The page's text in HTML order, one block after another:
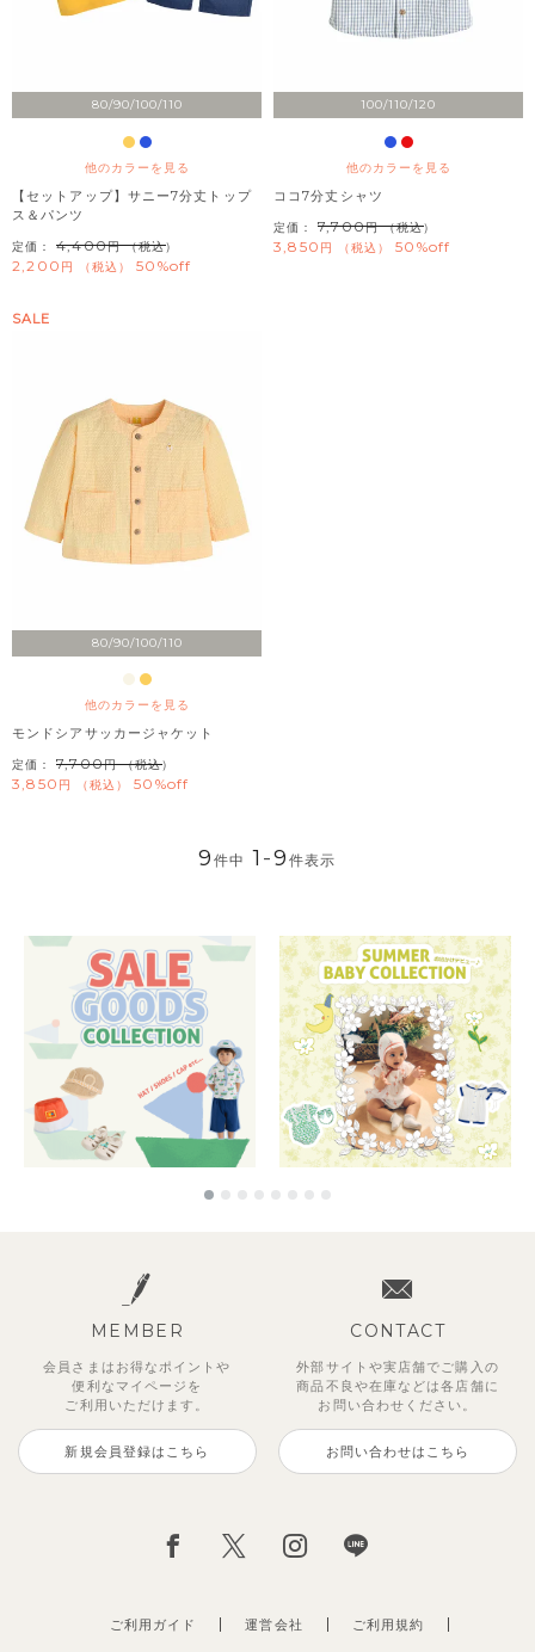
80/90/100/110
他のカラーを見る
【セットアップ】サニー7分丈トップ
ス＆パンツ
定価： 4,400 （税込）
2,200 税込 50%off
100/110/120
他のカラーを見る
ココ7分丈シャツ
定価： 7,700 （税込）
3,850 税込 50%off
80/90/100/110
他のカラーを見る
SALE
モンドシアサッカージャケット
定価： 7,700 （税込）
3,850 税込 50%off
9件中 1 -9 件表示
MEMBER
会員さまはお得なポイントや
便利な マイページを
ご利用いただけます。
新規会員登録はこちら
CONTACT
外部サイトや実店舗でご購入の
商品不良や在庫などは各店舗に
お問い合わせください。
お問い合わせはこちら
ご利用ガイド 運営会社 ご利用規約